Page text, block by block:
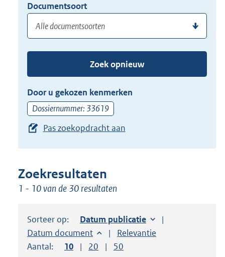
of
(dossier)nummer
hier
uw
zoekterm
of
(dossier)nummer
in
Documentsoort
of
de
pijl
beneden
toets
suggesties.
Druk
om
Zoek opnieuw
Door u gekozen kenmerken
Dossiernummer: 33619
Pas zoekopdracht aan
Zoekresultaten
1 - 10 van de 30 resultaten
Sorteer op: Sorteer op:
Datum publicatie
Sorteer op:
Datum document Sorteer op:
Relevantie
Aantal:
Toon
10 resultaten per pagina
Toon
20 resultaten per pagina
Toon
50